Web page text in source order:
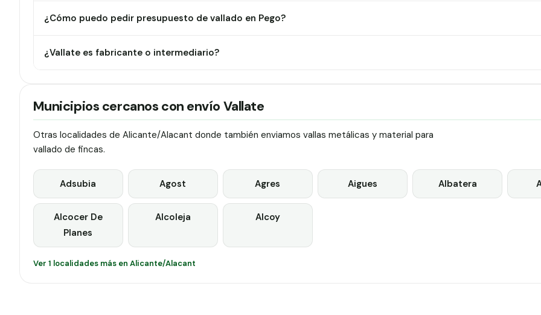
¿Cómo puedo pedir presupuesto de vallado en Pego?
¿Vallate es fabricante o intermediario?
Municipios cercanos con envío Vallate
Otras localidades de Alicante/Alacant donde también enviamos vallas metálicas y material para
vallado de fincas.
Adsubia Agost Agres Aigues Albatera
Alcocer De
Planes
Alcoleja Alcoy
Ver 1 localidades más en Alicante/Alacant